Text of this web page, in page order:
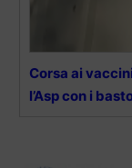
Corsa ai
l’Asp con i